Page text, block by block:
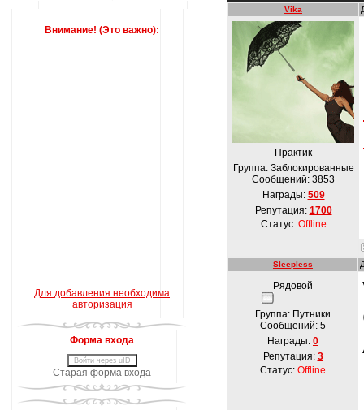
Внимание! (Это важно):
Для добавления необходима
авторизация
Форма входа
Войти через uID
Старая форма входа
Vika
Практик
Группа: Заблокированные
Сообщений: 3853
Награды: 509
Репутация: 1700
Статус: Offline
Sleepless
Рядовой
Группа: Путники
Сообщений: 5
Награды: 0
Репутация: 3
Статус: Offline